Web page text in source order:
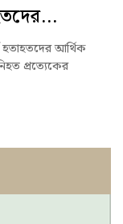
হতাহতদের আর্থিক
প্রত্যেকের